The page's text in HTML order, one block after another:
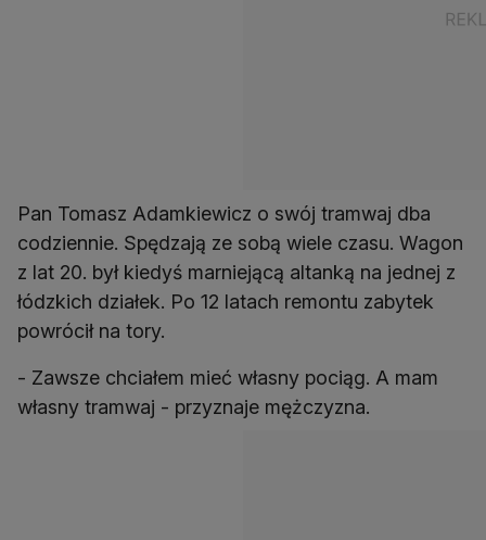
Pan Tomasz Adamkiewicz o swój tramwaj dba
codziennie. Spędzają ze sobą wiele czasu. Wagon
z lat 20. był kiedyś marniejącą altanką na jednej z
łódzkich działek. Po 12 latach remontu zabytek
powrócił na tory.
- Zawsze chciałem mieć własny pociąg. A mam
własny tramwaj - przyznaje mężczyzna.